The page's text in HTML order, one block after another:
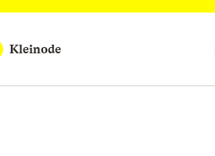
Kleinode